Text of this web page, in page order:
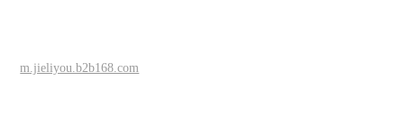
m.jieliyou.b2b168.com